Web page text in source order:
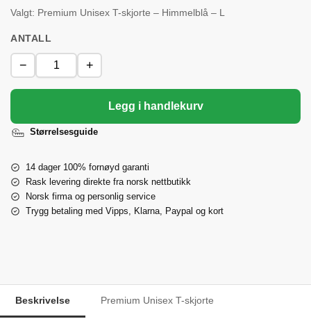
Valgt: Premium Unisex T-skjorte – Himmelblå – L
ANTALL
− +
Legg i handlekurv
Størrelsesguide
14 dager 100% fornøyd garanti
Rask levering direkte fra norsk nettbutikk
Norsk firma og personlig service
Trygg betaling med Vipps, Klarna, Paypal og kort
Beskrivelse Premium Unisex T-skjorte